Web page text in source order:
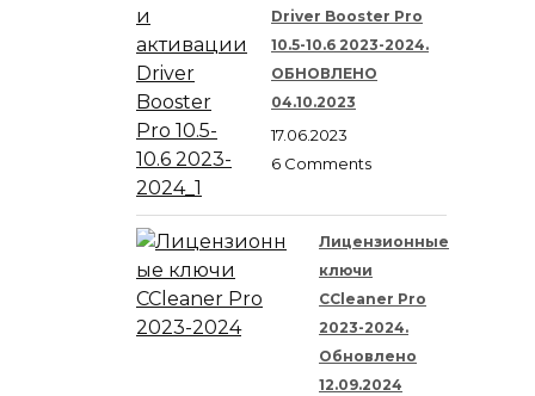
Driver Booster Pro
10.5-10.6 2023-2024.
ОБНОВЛЕНО
04.10.2023
17.06.2023
6 Comments
Лицензионные
ключи
CCleaner Pro
2023-2024.
Обновлено
12.09.2024